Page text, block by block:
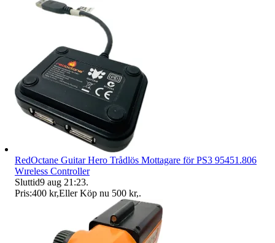
RedOctane Guitar Hero Trådlös Mottagare för PS3 95451.806
Wıreless Controller
Sluttid9 aug 21:23.
Pris:400 kr,Eller Köp nu 500 kr,.